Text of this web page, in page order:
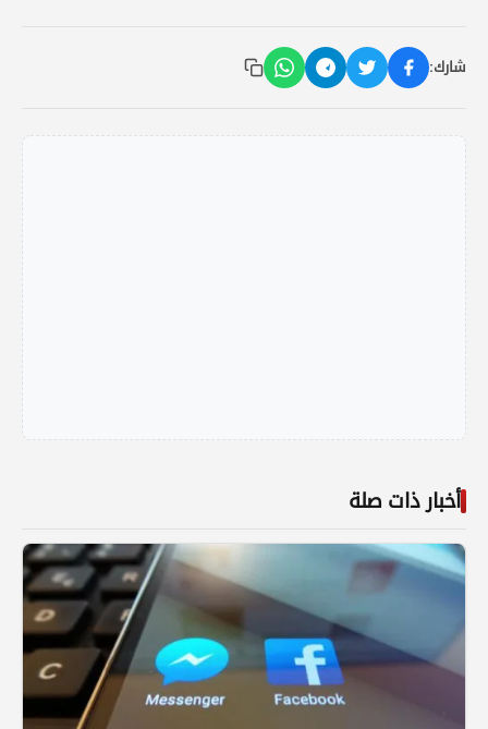
شارك:
أخبار ذات صلة